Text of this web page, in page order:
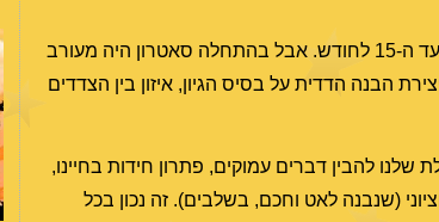
ונוס בהיבט הרמוני למארס. זהו מרכזו של היבט ארוך יחסית בין הכוכבים, שהתחיל ב-6 וממשיך עד ה-15 לחודש. אבל בהתחלה סאטרון היה מעורב
הבנה הדדית על בסיס הגיון, איזון בין הצדדים
שלנו להבין דברים עמוקים, פתרון חידות בחיינו,
(שנבנה לאט וחכם, בשלבים). זה נכון בכל